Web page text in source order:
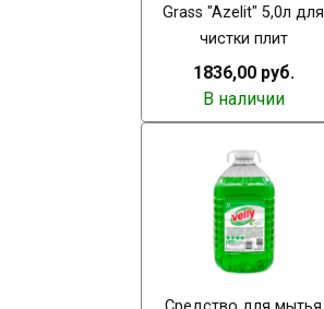
Grass "Azelit" 5,0л для
чистки плит
1836,00 руб.
В наличии